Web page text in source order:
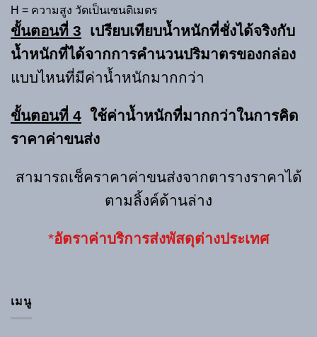
H = ความสูง วัดเป็นเซนติเมตร
ขั้นตอนที่ 3 เปรียบเทียบน้ำหนักที่ชั่งได้จริงกับ
น้ำหนักที่ได้จากการคำนวนปริมาตรของกล่อง
แบบไหนที่มีค่าน้ำหนักมากกว่า
ขั้นตอนที่ 4 ใช้ค่าน้ำหนักที่มากกว่าในการคิด
ราคาค่าขนส่ง
สามารถเช็คราคาค่าขนส่งจากตารางราคาได้
ตามลิ้งค์ด้านล่าง
*อัตราค่าบริการส่งพัสดุต่างประเทศ
เมนู